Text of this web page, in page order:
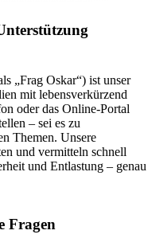
„Frag Oskar“) ist unser
mit lebensverkürzend
oder das Online-Portal
– sei es zu
Themen. Unsere
und vermitteln schnell
und Entlastung – genau
Fragen